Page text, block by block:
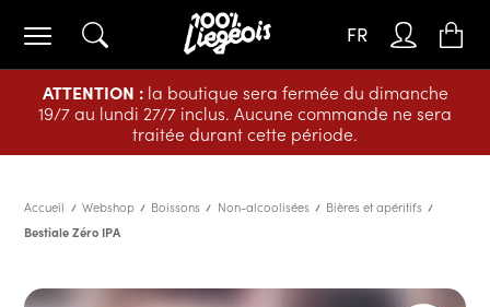
ATTENTION :la boutique sera fermée du dimanche
19/7 au lundi 27/7 inclus. Aucune commande ne sera
traitée durant cette période.
FR
Accueil Webshop Boissons Non-alcoolisées
Bières et apéritifs
Bestiale Zéro IPA